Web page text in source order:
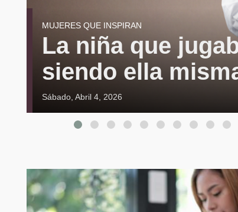
MUJERES QUE INSPIRAN
La niña que
siendo ella
Sábado, Abril 4, 2026